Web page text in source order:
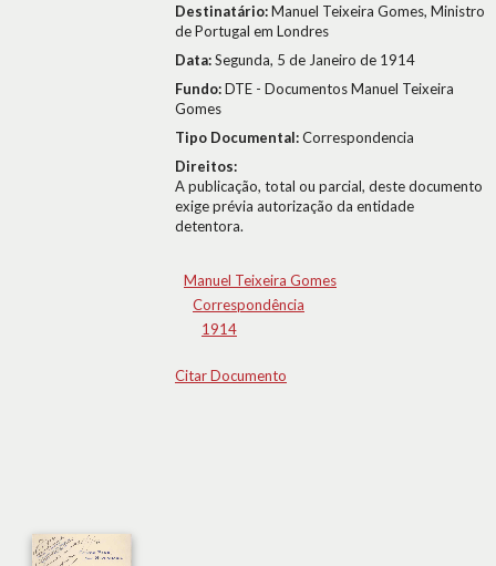
Destinatário:Manuel Teixeira Gomes, Ministro
de Portugal em Londres
Data:Segunda, 5 de Janeiro de 1914
Fundo:DTE - Documentos Manuel Teixeira
Gomes
Tipo Documental:Correspondencia
Direitos:
A publicação, total ou parcial, deste documento
exige prévia autorização da entidade
detentora.
Manuel Teixeira Gomes
Correspondência
1914
Citar Documento